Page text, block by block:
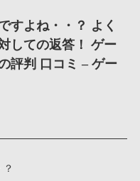
すよね・・？ よく
しての返答！ ゲー
評判 口コミ – ゲー